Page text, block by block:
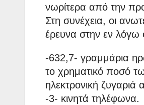
νωρίτερα από την
Στη συνέχεια, οι
έρευνα στην εν λόγω
-632,7- γραμμάρια
το χρηματικό ποσό
ηλεκτρονική ζυγαριά
-3- κινητά τηλέφωνα.